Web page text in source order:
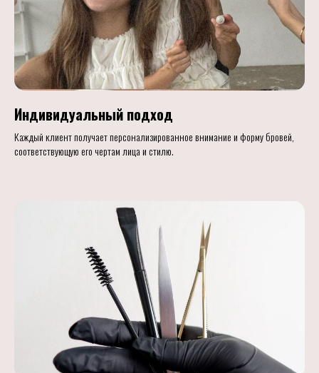
Индивидуальный подход
Каждый клиент получает персонализированное внимание и форму бровей,
соответствующую его чертам лица и стилю.